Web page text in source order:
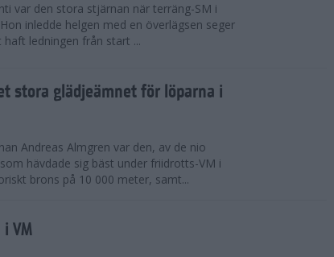
var den stora stjärnan när terräng-SM i
inledde helgen med en överlägsen seger
ledningen från start ...
stora glädjeämnet för löparna i
Andreas Almgren var den, av de nio
hävdade sig bäst under friidrotts-VM i
brons på 10 000 meter, samt...
VM